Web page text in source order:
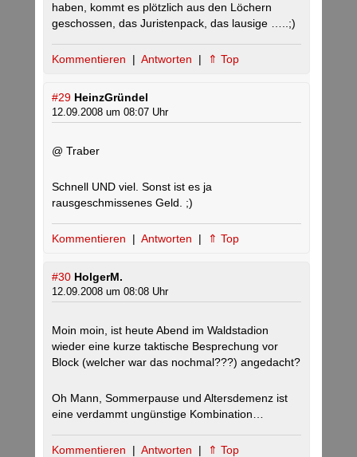
haben, kommt es plötzlich aus den Löchern
geschossen, das Juristenpack, das lausige …..;)
Kommentieren | Antworten | ⇑ Top
#29 HeinzGründel
12.09.2008 um 08:07 Uhr
@ Traber
Schnell UND viel. Sonst ist es ja
rausgeschmissenes Geld. ;)
Kommentieren | Antworten | ⇑ Top
#30 HolgerM.
12.09.2008 um 08:08 Uhr
Moin moin, ist heute Abend im Waldstadion
wieder eine kurze taktische Besprechung vor
Block (welcher war das nochmal???) angedacht?
Oh Mann, Sommerpause und Altersdemenz ist
eine verdammt ungünstige Kombination…
Kommentieren | Antworten | ⇑ Top